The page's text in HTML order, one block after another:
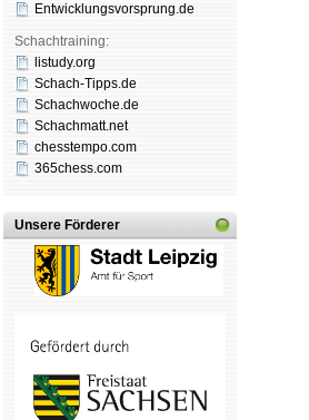
Entwicklungsvorsprung.de
Schachtraining:
listudy.org
Schach-Tipps.de
Schachwoche.de
Schachmatt.net
chesstempo.com
365chess.com
Unsere Förderer